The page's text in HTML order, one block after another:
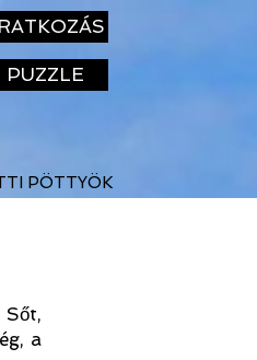
PUZZLE
PÖTTYÖK
a